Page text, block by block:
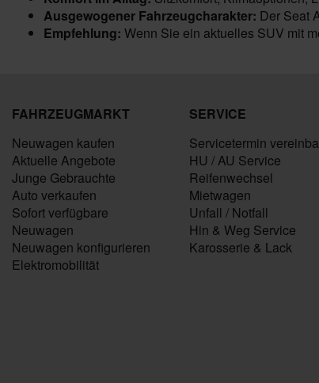
Ausgewogener Fahrzeugcharakter: Der Seat
Empfehlung: Wenn Sie ein aktuelles SUV mit
FAHRZEUGMARKT
Neuwagen kaufen
Aktuelle Angebote
Junge Gebrauchte
Auto verkaufen
Sofort verfügbare
Neuwagen
Neuwagen konfigurieren
Elektromobilität
SERVICE
Servicetermin
HU / AU Service
Reifenwechsel
Mietwagen
Unfall / Notfall
Hin & Weg Service
Karosserie & Lack